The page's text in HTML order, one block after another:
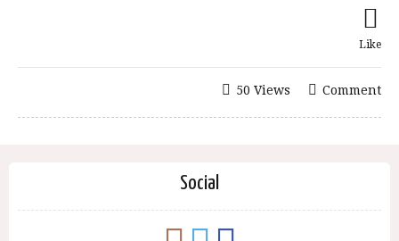
Like
Comment
50 Views
Social